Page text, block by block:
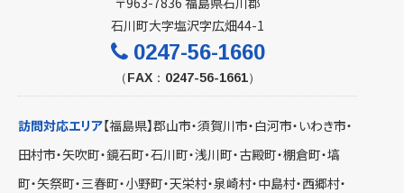
石川町大字塩沢字広畑44-1
0247-56-1660
（FAX：0247-56-1661）
訪問対応エリア【福島県】郡山市・須賀川市・白河市・いわき市・
田村市・矢吹町・鏡石町・石川町・浅川町・古殿町・棚倉町・塙
町・矢祭町・三春町・小野町・天栄村・泉崎村・中島村・西郷村・